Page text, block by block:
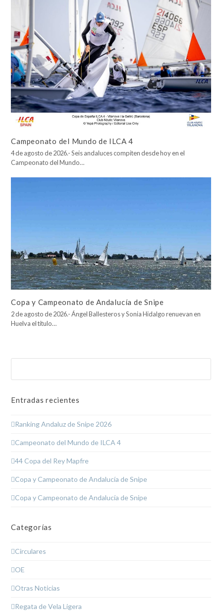
Campeonato del Mundo de ILCA 4
4 de agosto de 2026.- Seis andaluces compiten desde hoy en el
Campeonato del Mundo…
Copa y Campeonato de Andalucía de Snipe
2 de agosto de 2026.- Ángel Ballesteros y Sonia Hidalgo renuevan en
Huelva el título…
Entradas recientes
Ranking Andaluz de Snipe 2026
Campeonato del Mundo de ILCA 4
44 Copa del Rey Mapfre
Copa y Campeonato de Andalucía de Snipe
Copa y Campeonato de Andalucía de Snipe
Categorías
Circulares
OE
Otras Noticias
Regata de Vela Ligera